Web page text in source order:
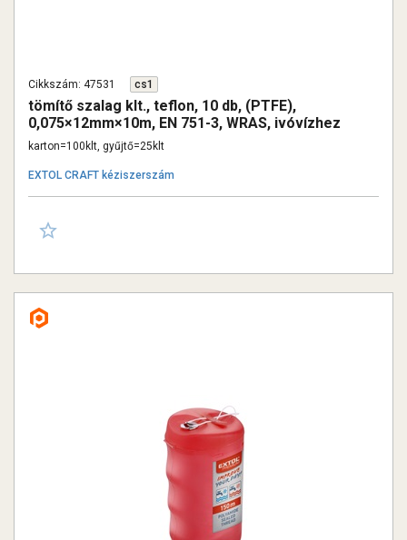
Cikkszám: 47531 cs1
tömítő szalag klt., teflon, 10 db, (PTFE),
0,075×12mm×10m, EN 751-3, WRAS, ivóvízhez
karton=100klt, gyűjtő=25klt
EXTOL CRAFT kéziszerszám